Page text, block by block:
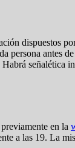
dispuestos
persona antes
señalética
en la
a las 19. La